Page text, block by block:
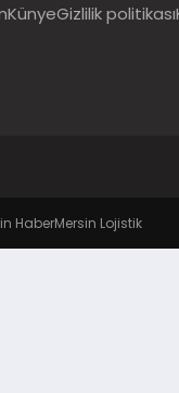
KünyeGizlilik politikası
HaberMersin Lojistik